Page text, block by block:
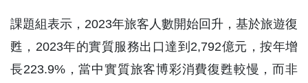
課題組表示，2023年旅客人數開始回升，基於旅遊復
甦，2023年的實質服務出口達到2,792億元，按年增
長223.9%，當中實質旅客博彩消費復甦較慢，而非